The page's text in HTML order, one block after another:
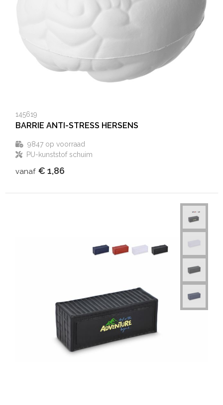
145619
BARRIE ANTI-STRESS HERSENS
9847op voorraad
PU-kunststof schuim
vanaf € 1,86